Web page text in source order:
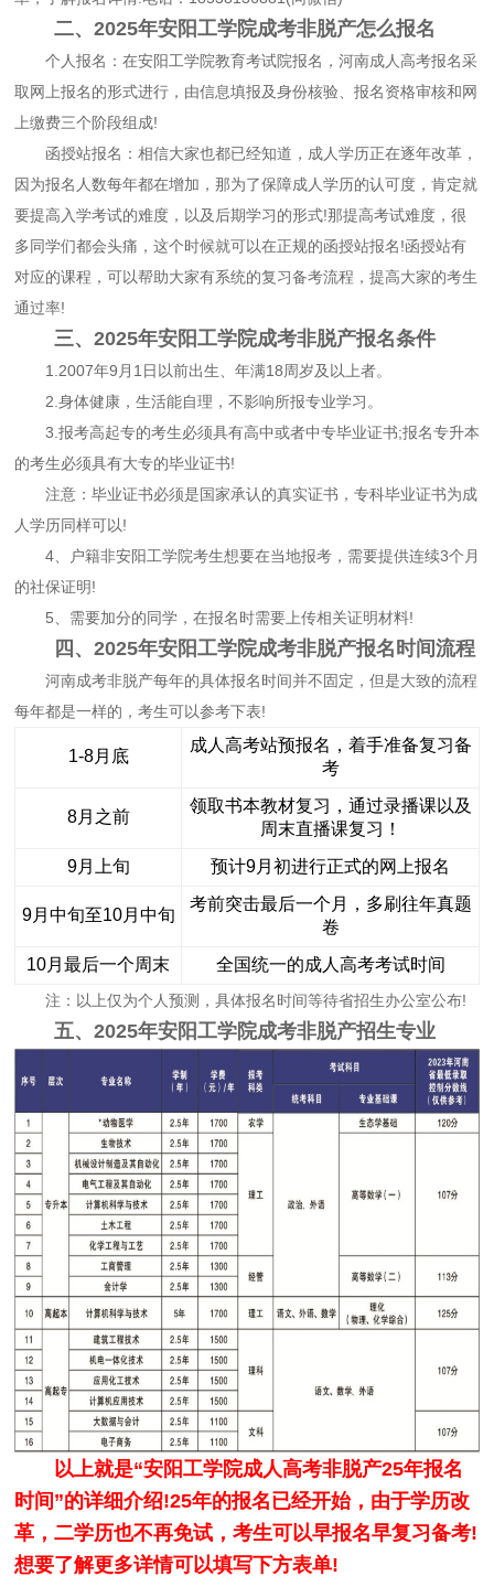
二、2025年安阳工学院成考非脱产怎么报名
个人报名：在安阳工学院教育考试院报名，河南成人高考报名采
取网上报名的形式进行，由信息填报及身份核验、报名资格审核和网
上缴费三个阶段组成!
函授站报名：相信大家也都已经知道，成人学历正在逐年改革，
因为报名人数每年都在增加，那为了保障成人学历的认可度，肯定就
要提高入学考试的难度，以及后期学习的形式!那提高考试难度，很
多同学们都会头痛，这个时候就可以在正规的函授站报名!函授站有
对应的课程，可以帮助大家有系统的复习备考流程，提高大家的考生
通过率!
三、2025年安阳工学院成考非脱产报名条件
1.2007年9月1日以前出生、年满18周岁及以上者。
2.身体健康，生活能自理，不影响所报专业学习。
3.报考高起专的考生必须具有高中或者中专毕业证书;报名专升本
的考生必须具有大专的毕业证书!
注意：毕业证书必须是国家承认的真实证书，专科毕业证书为成
人学历同样可以!
4、户籍非安阳工学院考生想要在当地报考，需要提供连续3个月
的社保证明!
5、需要加分的同学，在报名时需要上传相关证明材料!
四、2025年安阳工学院成考非脱产报名时间流程
河南成考非脱产每年的具体报名时间并不固定，但是大致的流程
每年都是一样的，考生可以参考下表!
1-8月底
成人高考站预报名，着手准备复习备
考
8月之前
领取书本教材复习，通过录播课以及
周末直播课复习！
9月上旬
预计9月初进行正式的网上报名
9月中旬至10月中旬
考前突击最后一个月，多刷往年真题
卷
10月最后一个周末
全国统一的成人高考考试时间
注：以上仅为个人预测，具体报名时间等待省招生办公室公布!
五、2025年安阳工学院成考非脱产招生专业
以上就是“安阳工学院成人高考非脱产25年报名
时间”的详细介绍!25年的报名已经开始，由于学历改
革，二学历也不再免试，考生可以早报名早复习备考!
想要了解更多详情可以填写下方表单!